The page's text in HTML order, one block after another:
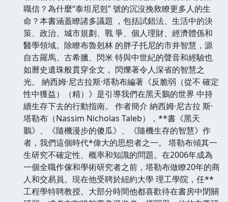
職信？為什麼“泰坦尼剋” 號的沉沒挽救瞭更多人的生
命？本書涵蓋瞭諸多議題 ，包括試錯法、生活中的決
策、政治、城市規劃、戰 爭、個人理財、經濟體係和
醫學領域。除瞭布魯剋林 的胖子托尼的市井智慧，源
自古羅馬、古希臘、閃米 特與中世紀的聲音和經驗也
如曆史遺珠般貫穿全文， 閃爍著令人深省的智慧之
光。 納西姆·尼古拉斯·塔勒布編著《反脆弱（從不 確定
性中獲益）（精）》是引導我們在黑天鵝的世界 中持
續生存下去的行動指南。 作者簡介 納西姆·尼古拉 斯·
塔勒布（Nassim Nicholas Taleb），**書《黑天
鵝》、《隨機漫步的傻瓜》、《隨機生存的智慧》作
者，我們這個時代*偉大的思想者之一。 塔勒布傾其一
生研究不確定性、概率和知識的問題。在2006年成為
一個全職作傢和學術研究者之前，塔勒布做瞭20年的商
人和交易員。現在他受聘於紐約大學 理工學院，任**
工程學特聘教授。大部分時間他都喜歡待在書房中閉關